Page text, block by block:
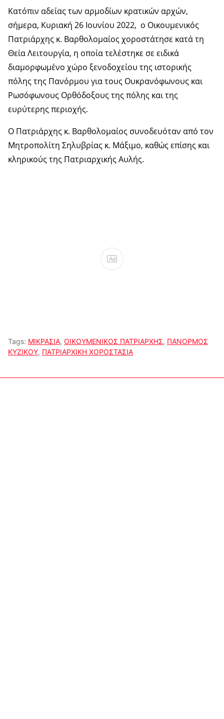
Κατόπιν αδείας των αρμοδίων κρατικών αρχών,
σήμερα, Κυριακή 26 Ιουνίου 2022, ο Οικουμενικός
Πατριάρχης κ. Βαρθολομαίος χοροστάτησε κατά τη
Θεία Λειτουργία, η οποία τελέστηκε σε ειδικά
διαμορφωμένο χώρο ξενοδοχείου της ιστορικής
πόλης της Πανόρμου για τους Ουκρανόφωνους και
Ρωσόφωνους Ορθόδοξους της πόλης και της
ευρύτερης περιοχής.
Ο Πατριάρχης κ. Βαρθολομαίος συνοδευόταν από τον
Μητροπολίτη Σηλυβρίας κ. Μάξιμο, καθώς επίσης και
κληρικούς της Πατριαρχικής Αυλής.
Ad
Tags: ΜΙΚΡΑΣΙΑ, ΟΙΚΟΥΜΕΝΙΚΟΣ ΠΑΤΡΙΑΡΧΗΣ, ΠΑΝΟΡΜΟΣ
ΚΥΖΙΚΟΥ, ΠΑΤΡΙΑΡΧΙΚΗ ΧΟΡΟΣΤΑΣΙΑ